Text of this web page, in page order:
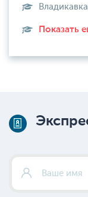
Показать